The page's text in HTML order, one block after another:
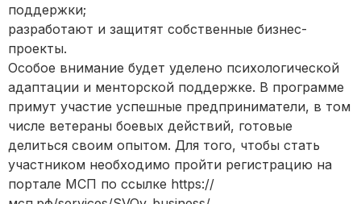
поддержки;
разработают и защитят собственные бизнес-
проекты.
Особое внимание будет уделено психологической
адаптации и менторской поддержке. В программе
примут участие успешные предприниматели, в том
числе ветераны боевых действий, готовые
делиться своим опытом. Для того, чтобы стать
участником необходимо пройти регистрацию на
портале МСП по ссылке https://